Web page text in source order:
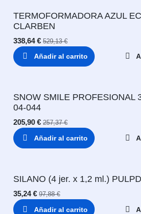
TERMOFORMADORA AZUL
CLARBEN
338,64€ 529,13€
Añadir al carrito
SNOW SMILE PROFESIONAL
04-044
205,90 € 257,37€
Añadir al carrito
SILANO (4 jer. x 1,2 ml.)
35,24€ 97,88€
Añadir al carrito